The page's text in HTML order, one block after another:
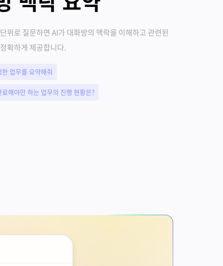
위로 질문하면 AI가 대화방의 맥락을 이해하고 관련된
확하게 제공합니다.
업무를 요약해줘
해야만 하는 업무의 진행 현황은?